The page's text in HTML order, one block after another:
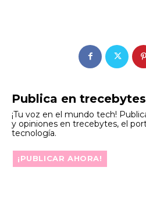
Publica en trecebytes
¡Tu voz en el mundo tech!
y opiniones en trecebytes, el
tecnología.
¡PUBLICAR AHORA!